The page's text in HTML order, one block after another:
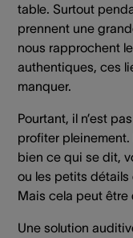
table. Surtout
prennent une
nous rapprochent
authentiques, ces
manquer.
Pourtant, il n’est
profiter pleinement.
bien ce qui se dit,
ou les petits détails
Mais cela peut être
Une solution